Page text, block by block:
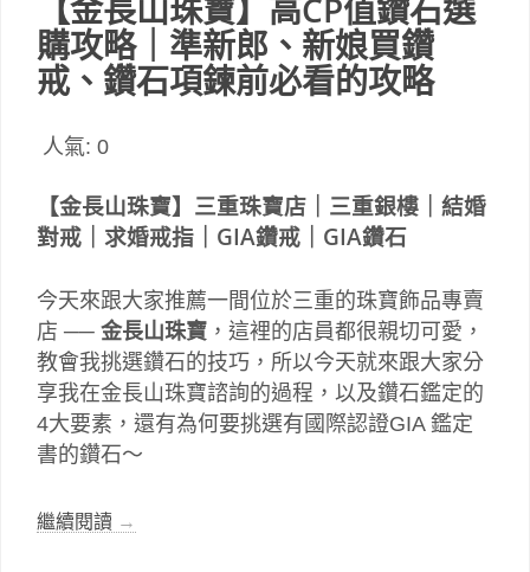
【金長山珠寶】高CP值鑽石選
購攻略｜準新郎、新娘買鑽
戒、鑽石項鍊前必看的攻略
人氣: 0
【金長山珠寶】三重珠寶店｜三重銀樓｜結婚
對戒｜求婚戒指｜GIA鑽戒｜ GIA鑽石
今天來跟大家推薦一間位於三重的珠寶飾品專賣
店 ── 金長山珠寶 ，這裡的店員都很親切可愛，
教會我挑選鑽石的技巧，所以今天就來跟大家分
享我在金長山珠寶諮詢的過程，以及鑽石鑑定的
4大要素，還有為何要挑選有國際認證GIA 鑑定
書的鑽石～
繼續閱讀 →